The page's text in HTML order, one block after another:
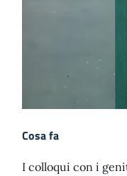
Cosa fa
I colloqui con i